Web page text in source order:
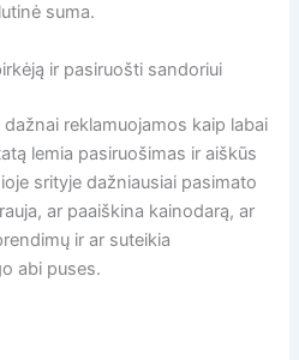
suma.
ir pasiruošti sandoriui
reklamuojamos kaip labai
lemia pasiruošimas ir aiškūs
srityje dažniausiai pasimato
ar paaiškina kainodarą, ar
ir ar suteikia
abi puses.